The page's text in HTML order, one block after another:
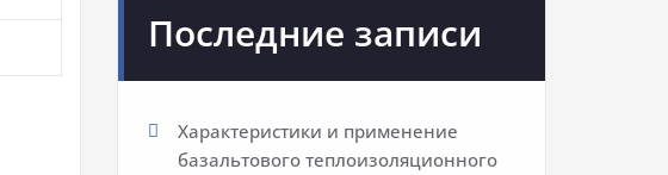
Последние записи
Характеристики и применение
базальтового теплоизоляционного